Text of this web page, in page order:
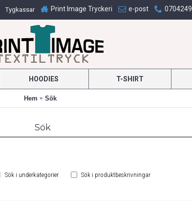
Tygkassar Print Image Tryckeri e-post
HOODIES T-SHIRT
Hem Sök
Sök
Sök i underkategorier Sök i produktbeskrivningar